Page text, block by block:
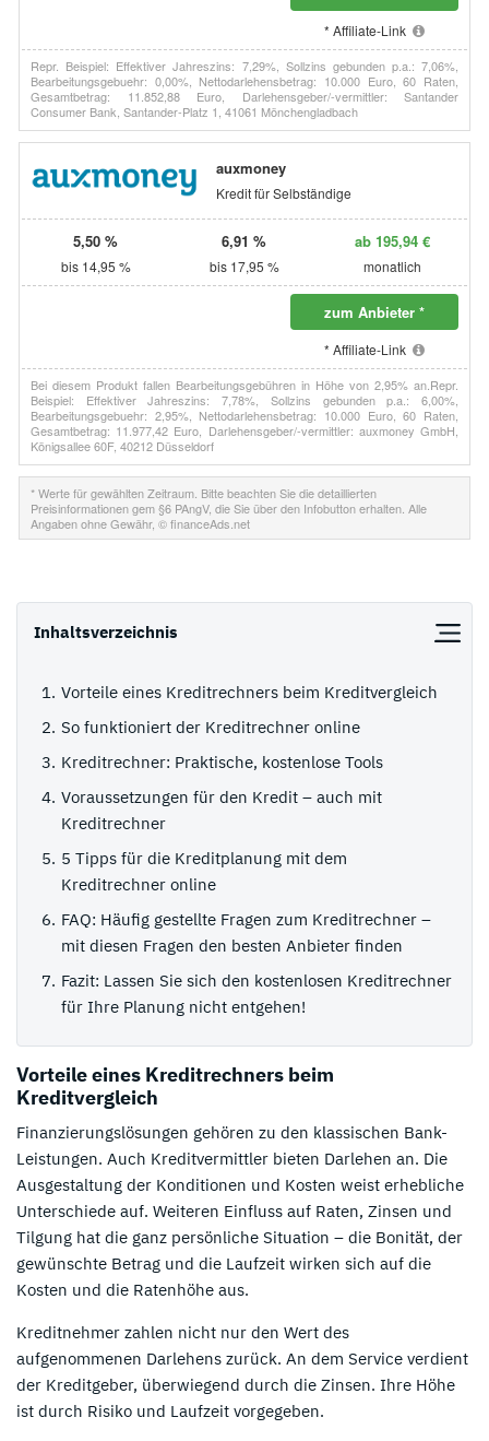
Inhaltsverzeichnis
Vorteile eines Kreditrechners beim Kreditvergleich
So funktioniert der Kreditrechner online
Kreditrechner: Praktische, kostenlose Tools
Voraussetzungen für den Kredit – auch mit
Kreditrechner
5 Tipps für die Kreditplanung mit dem
Kreditrechner online
FAQ: Häufig gestellte Fragen zum Kreditrechner –
mit diesen Fragen den besten Anbieter finden
Fazit: Lassen Sie sich den kostenlosen Kreditrechner
für Ihre Planung nicht entgehen!
Vorteile eines Kreditrechners beim
Kreditvergleich
Finanzierungslösungen gehören zu den klassischen Bank-
Leistungen. Auch Kreditvermittler bieten Darlehen an. Die
Ausgestaltung der Konditionen und Kosten weist erhebliche
Unterschiede auf. Weiteren Einfluss auf Raten, Zinsen und
Tilgung hat die ganz persönliche Situation – die Bonität, der
gewünschte Betrag und die Laufzeit wirken sich auf die
Kosten und die Ratenhöhe aus.
Kreditnehmer zahlen nicht nur den Wert des
aufgenommenen Darlehens zurück. An dem Service verdient
der Kreditgeber, überwiegend durch die Zinsen. Ihre Höhe
ist durch Risiko und Laufzeit vorgegeben.